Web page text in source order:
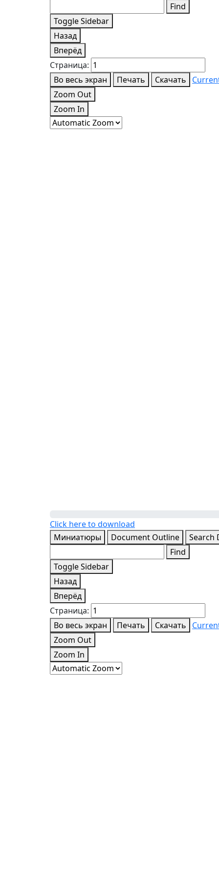
Find
Toggle Sidebar
Назад
Вперёд
Страница:
Во весь экран
Печать Скачать
Zoom Out
Zoom In
Click here to download
Миниатюры
Document Outline
Search
Find
Toggle Sidebar
Назад
Вперёд
Страница:
Во весь экран
Печать Скачать
Zoom Out
Zoom In